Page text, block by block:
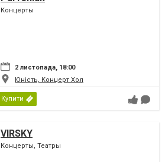
Концерты
2 листопада, 18:00
Юність, Концерт Хол
Купити
VIRSKY
Концерты, Театры